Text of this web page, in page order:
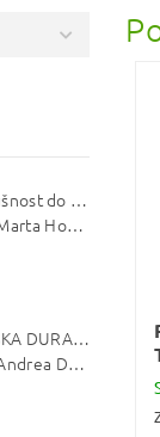
Psí pamlsky Poslušnost do kapsy: Treska s červenou řepou 12 mm
Marta Hourová
PROTIHLTACÍ MISKA DURAPET
Andrea Dosoudilová